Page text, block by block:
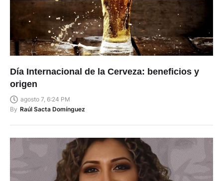
Día Internacional de la Cerveza: beneficios y
origen
agosto 7, 6:24 PM
By Raúl Sacta Domínguez